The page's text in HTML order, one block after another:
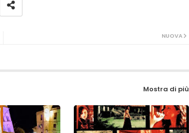
NUOVA
Mostra di più